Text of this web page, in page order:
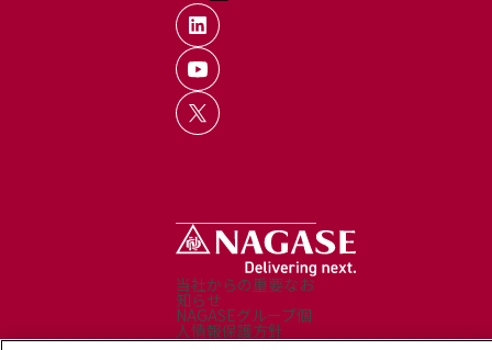
当社からの重要なお
知らせ
NAGASEグループ個
人情報保護方針